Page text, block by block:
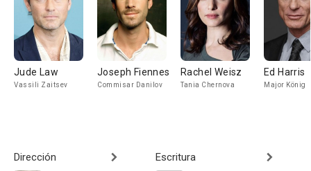
Jude Law
Vassili Zaitsev
Joseph Fiennes
Commisar Danilov
Rachel Weisz
Tania Chernova
Ed Harris
Major König
Dirección
Escritura